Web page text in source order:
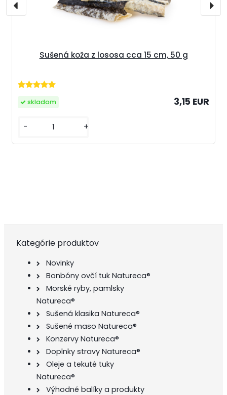
Sušená koža z lososa cca 15 cm, 50 g
3,15 EUR
- +
skladom
Kategórie produktov
Novinky
Bonbóny ovčí tuk Natureca®
Morské ryby, pamlsky
Natureca®
Sušená klasika Natureca®
Sušené maso Natureca®
Konzervy Natureca®
Doplnky stravy Natureca®
Oleje a tekuté tuky
Natureca®
Výhodné balíky a produkty